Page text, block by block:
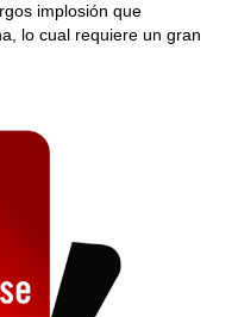
implosión que
lo cual requiere un gran